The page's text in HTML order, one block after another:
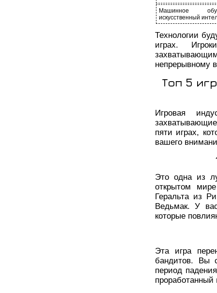
Машинное
искусственный
Технологии
играх.
непрерывному
Топ 5
Игровая
пяти играх,
вашего
Это одна из
открытом
Геральта из
Ведьмак. У
которые
Эта игра
бандитов. Вы
период